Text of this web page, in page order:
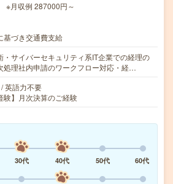
月収例 287000円～
基づき交通費支給
・サイバーセキュリティ系IT企業での経理の
処理社内申請のワークフロー対応・経…
英語力不要
験】月次決算のご経験
30代 40代 50代
60代